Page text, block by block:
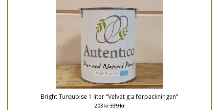
Bright Turquoise 1 liter "Velvet g:a förpackningen"
203 kr339 kr